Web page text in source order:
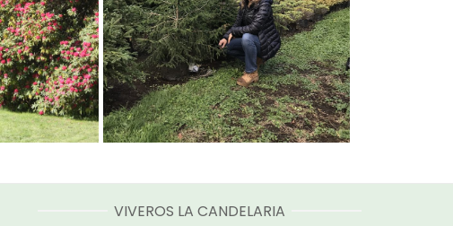
VIVEROS LA CANDELARIA